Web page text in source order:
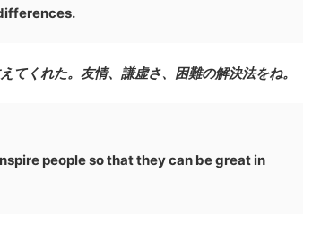
てくれた。友情、謙虚さ、困難の解決法をね。
people so that they can be great in